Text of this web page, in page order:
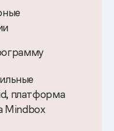
платформа
Mindbox